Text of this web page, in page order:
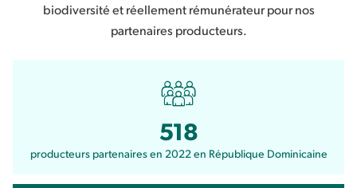
biodiversité et réellement rémunérateur pour nos
partenaires producteurs.
518
producteurs partenaires en 2022 en République Dominicaine